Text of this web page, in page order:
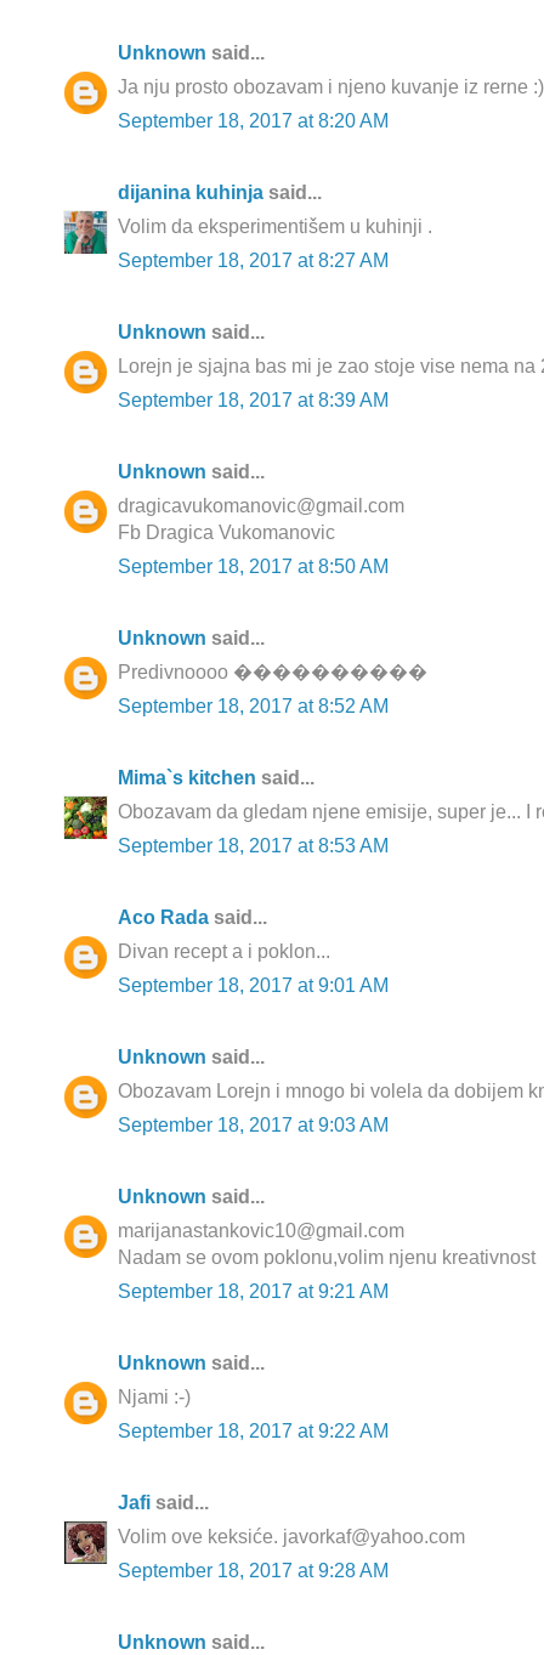
Unknown said...
Ja nju prosto obozavam i njeno kuvanje iz rerne :)
September 18, 2017 at 8:20 AM
dijanina kuhinja said...
Volim da eksperimentišem u kuhinji .
September 18, 2017 at 8:27 AM
Unknown said...
Lorejn je sjajna bas mi je zao stoje vise nema na
September 18, 2017 at 8:39 AM
Unknown said...
dragicavukomanovic@gmail.com
Fb Dragica Vukomanovic
September 18, 2017 at 8:50 AM
Unknown said...
Predivnoooo ����������
September 18, 2017 at 8:52 AM
Mima`s kitchen said...
Obozavam da gledam njene emisije, super je... I
September 18, 2017 at 8:53 AM
Aco Rada said...
Divan recept a i poklon...
September 18, 2017 at 9:01 AM
Unknown said...
Obozavam Lorejn i mnogo bi volela da dobijem
September 18, 2017 at 9:03 AM
Unknown said...
marijanastankovic10@gmail.com
Nadam se ovom poklonu,volim njenu kreativnost
September 18, 2017 at 9:21 AM
Unknown said...
Njami :-)
September 18, 2017 at 9:22 AM
Jafi said...
Volim ove keksiće. javorkaf@yahoo.com
September 18, 2017 at 9:28 AM
Unknown said...